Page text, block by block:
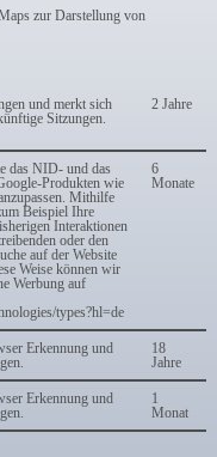
zur Darstellung von
und merkt sich
Sitzungen.
2 Jahre
das NID- und das
Produkten wie
Mithilfe
Beispiel Ihre
Interaktionen
oder den
auf der Website
Weise können wir
Werbung auf
types?hl=de
6
Monate
Erkennung und
18
Jahre
Erkennung und
1
Monat